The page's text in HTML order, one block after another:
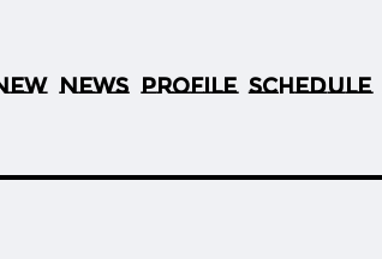
NEWS PROFILE SCHEDULE